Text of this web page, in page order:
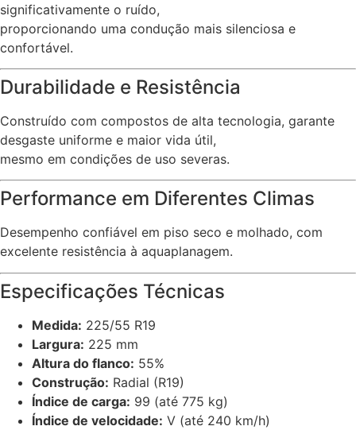
significativamente o ruído,
proporcionando uma condução mais silenciosa e
confortável.
Durabilidade e Resistência
Construído com compostos de alta tecnologia, garante
desgaste uniforme e maior vida útil,
mesmo em condições de uso severas.
Performance em Diferentes Climas
Desempenho confiável em piso seco e molhado, com
excelente resistência à aquaplanagem.
Especificações Técnicas
Medida: 225/55 R19
Largura: 225 mm
Altura do flanco: 55%
Construção: Radial (R19)
Índice de carga: 99 (até 775 kg)
Índice de velocidade: V (até 240 km/h)